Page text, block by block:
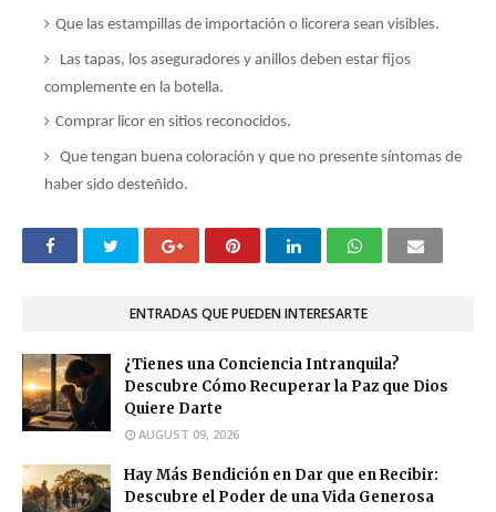
Que las estampillas de importación o licorera sean visibles.
Las tapas, los aseguradores y anillos deben estar fijos
complemente en la botella.
Comprar licor en sitios reconocidos.
Que tengan buena coloración y que no presente síntomas de
haber sido desteñido.
ENTRADAS QUE PUEDEN INTERESARTE
¿Tienes una Conciencia Intranquila?
Descubre Cómo Recuperar la Paz que Dios
Quiere Darte
AUGUST 09, 2026
Hay Más Bendición en Dar que en Recibir:
Descubre el Poder de una Vida Generosa